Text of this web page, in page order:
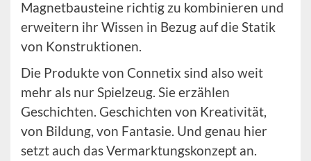
Magnetbausteine richtig zu kombinieren und
erweitern ihr Wissen in Bezug auf die Statik
von Konstruktionen.
Die Produkte von Connetix sind also weit
mehr als nur Spielzeug. Sie erzählen
Geschichten. Geschichten von Kreativität,
von Bildung, von Fantasie. Und genau hier
setzt auch das Vermarktungskonzept an.